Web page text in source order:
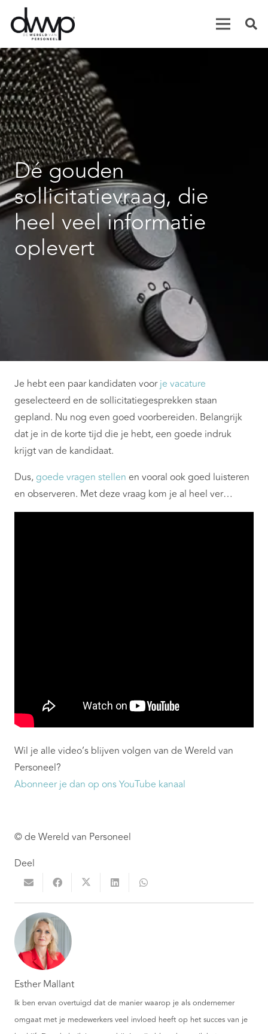
Dé gouden
sollicitatievraag, die
heel veel informatie
oplevert
Je hebt een paar kandidaten voorje vacature
geselecteerd en de sollicitatiegesprekken staan
gepland. Nu nog even goed voorbereiden. Belangrijk
dat je in de korte tijd die je hebt, een goede indruk
krijgt van de kandidaat.
Dus, goede vragen stellen en vooral ook goed luisteren
en observeren. Met deze vraag kom je al heel ver…
Wil je alle video’s blijven volgen van de Wereld van
Personeel?
Abonneer je dan op ons YouTube kanaal
© de Wereld van Personeel
Deel
Esther Mallant
Ik ben ervan overtuigd dat de manier waarop je als ondernemer
omgaat met je medewerkers veel invloed heeft op het succes van je